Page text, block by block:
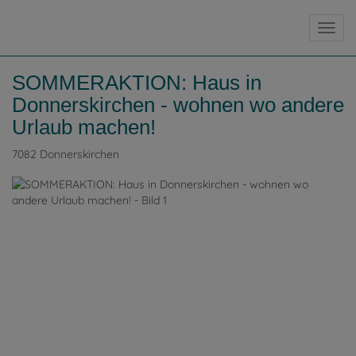
SOMMERAKTION: Haus in
Donnerskirchen - wohnen wo andere
Urlaub machen!
7082 Donnerskirchen